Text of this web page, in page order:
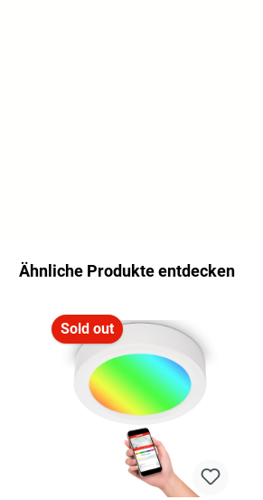
Ähnliche Produkte entdecken
Sold out